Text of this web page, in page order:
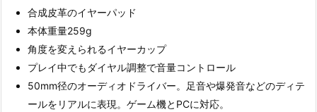
合成皮革のイヤーパッド
本体重量259g
角度を変えられるイヤーカップ
プレイ中でもダイヤル調整で音量コントロール
50mm径のオーディオドライバー。足音や爆発音などのディテ
ールをリアルに表現。ゲーム機とPCに対応。